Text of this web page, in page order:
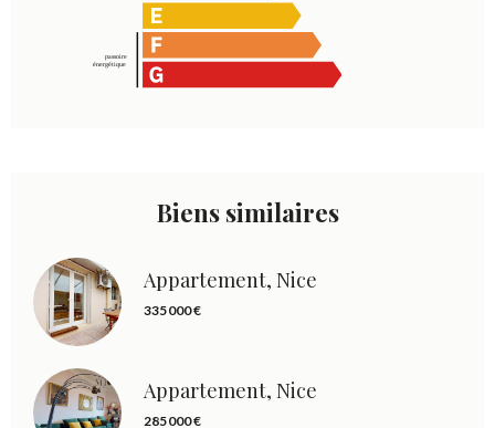
Biens similaires
Appartement, Nice
335 000 €
Appartement, Nice
285 000 €